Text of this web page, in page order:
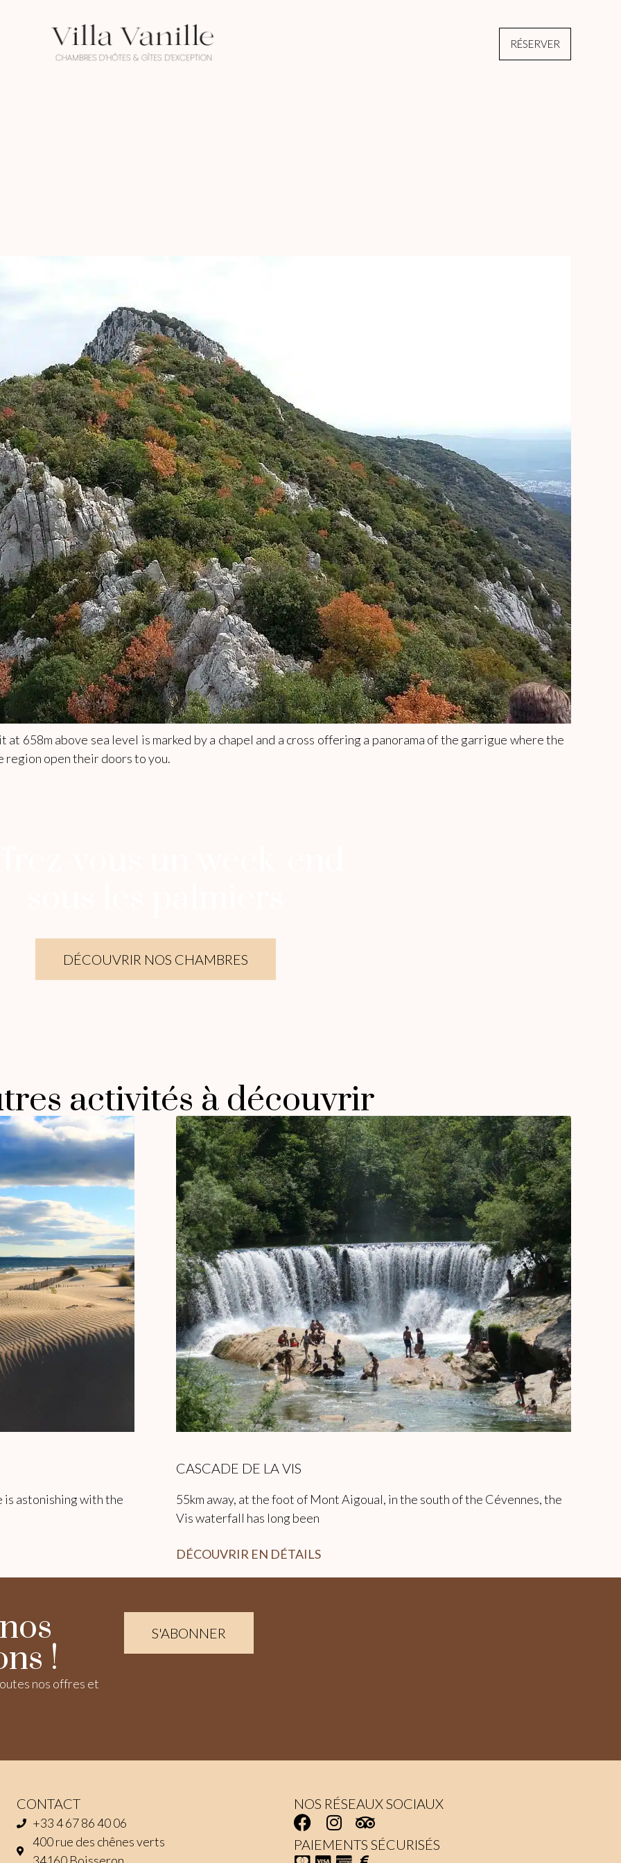
RÉSERVER
at 658m above sea level is marked by a chapel and a cross offering a panorama of the garrigue where the
open their doors to you.
DÉCOUVRIR NOS CHAMBRES
activités à découvrir
is astonishing with the
CASCADE DE LA VIS
55km away, at the foot of Mont Aigoual, in the south of the Cévennes, the
Vis waterfall has long been
DÉCOUVRIR EN DÉTAILS
!
nos offres et
S'ABONNER
CONTACT
+33 4 67 86 40 06
400 rue des chênes verts
NOS RÉSEAUX SOCIAUX
PAIEMENTS SÉCURISÉS